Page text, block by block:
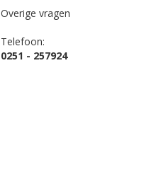
Overige vragen
Telefoon:
0251 - 257924